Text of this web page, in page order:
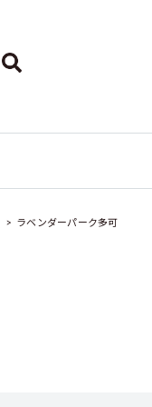
> ラベンダーパーク多可